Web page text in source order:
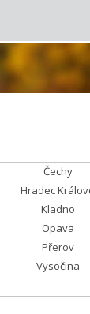
Čechy
Hradec
Kladno
Opava
Přerov
Vysočina